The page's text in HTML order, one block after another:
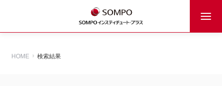
HOME 検索結果